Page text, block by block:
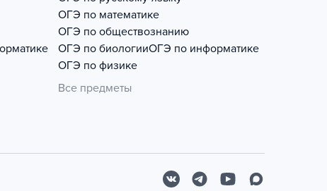
ОГЭ по математике
ОГЭ по обществознанию
ОГЭ по биологииОГЭ по информатике
ОГЭ по физике
Все предметы